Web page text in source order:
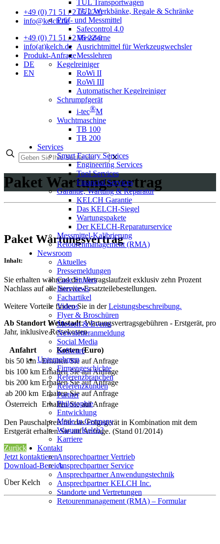
+49 (0) 71 51 / 2 05 22-0
info@kelch.de
+49 (0) 71 51 / 2 05 22-0
info(at)kelch.de
Produkt-Anfrage
DE
EN
TUL Transportwagen
TUL Werkbänke, Regale & Schränke
Prüf- und Messmittel
Safecontrol 4.0
Messdorne
Ausrichtmittel für Werkzeugwechsler
Messlehren
Kegelreiniger
RoWi II
RoWi III
Automatischer Kegelreiniger
Schrumpfgerät
i-tec®M
Wuchtmaschine
TB 100
TB 200
Services
Smart Factory Services
Engineering Services
Tool Services
Financial Services
Garantie, Wartung & Reparatur
KELCH Garantie
Das KELCH-Siegel
Wartungspakete
Der KELCH-Reparaturservice
Messmittel-Kalibrierung
Retourenmanagement (RMA)
Newsroom
Aktuelles
Pressemeldungen
Case Studies
Interviews
Fachartikel
Videos
Flyer & Broschüren
Messen & Events
Newsletteranmeldung
Social Media
Software
Unternehmen
Firmengeschichte
Referenzbranchen
Referenzkunden
Partner
Philosophie
Entwicklung
Made in Germany
Warum Kelch?
Karriere
Kontakt
Ansprechpartner Vertrieb
Ansprechpartner Service
Ansprechpartner Anwendungstechnik
Ansprechpartner KELCH Inc.
Standorte und Vertretungen
Retourenmanagement (RMA) – Formular
✕
Paket Wartungsvertrag
Paket Wartungsvertrag
Inhalt:
Sie erhalten während der Vertragslaufzeit exklusiv zehn Prozent
Nachlass auf alle Service-Ersatzteilebestellungen.
Weitere Vorteile finden Sie in derLeistungsbeschreibung.
Ab Standort Weinstadt: Wartungsvertragsgebühren - Erstgerät, pro
Jahr, inklusive Reisekosten
Anfahrt
Kosten (Euro)
bis 50 km
Erhalten Sie auf Anfrage
bis 100 km Erhalten Sie auf Anfrage
bis 200 km Erhalten Sie auf Anfrage
ab 200 km Erhalten Sie auf Anfrage
Österreich Erhalten Sie auf Anfrage
Den Pauschalpreis für das Folgegerät in Kombination mit dem
Erstgerät erhalten Sie auf Anfrage. (Stand 01/2014)
Zurück
Jetzt kontaktieren
Download-Bereich
Über Kelch